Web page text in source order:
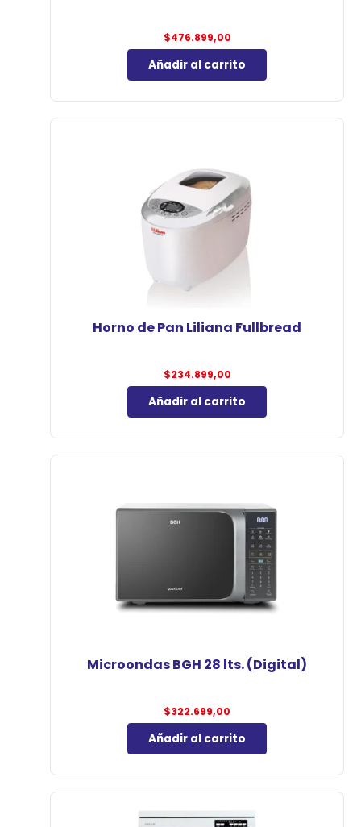
$476.899,00
Añadir al carrito
Horno de Pan Liliana Fullbread
$234.899,00
Añadir al carrito
Microondas BGH 28 lts. (Digital)
$322.699,00
Añadir al carrito